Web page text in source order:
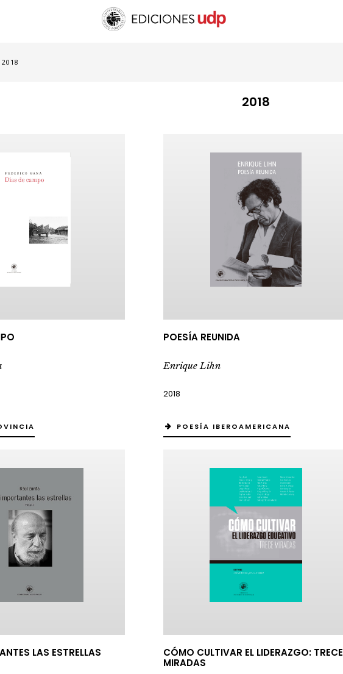
2018
2018
POESÍA REUNIDA
Enrique Lihn
2018
POESÍA IBEROAMERICANA
LAS ESTRELLAS
CÓMO CULTIVAR EL LIDERAZGO: TRECE
MIRADAS